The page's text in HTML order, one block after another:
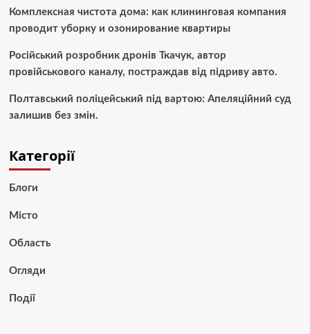
Комплексная чистота дома: как клининговая компания
проводит уборку и озонирование квартиры
Російський розробник дронів Ткачук, автор
провійськового каналу, постраждав від підриву авто.
Полтавський поліцейський під вартою: Апеляційний суд
залишив без змін.
Категорії
Блоги
Місто
Область
Огляди
Події